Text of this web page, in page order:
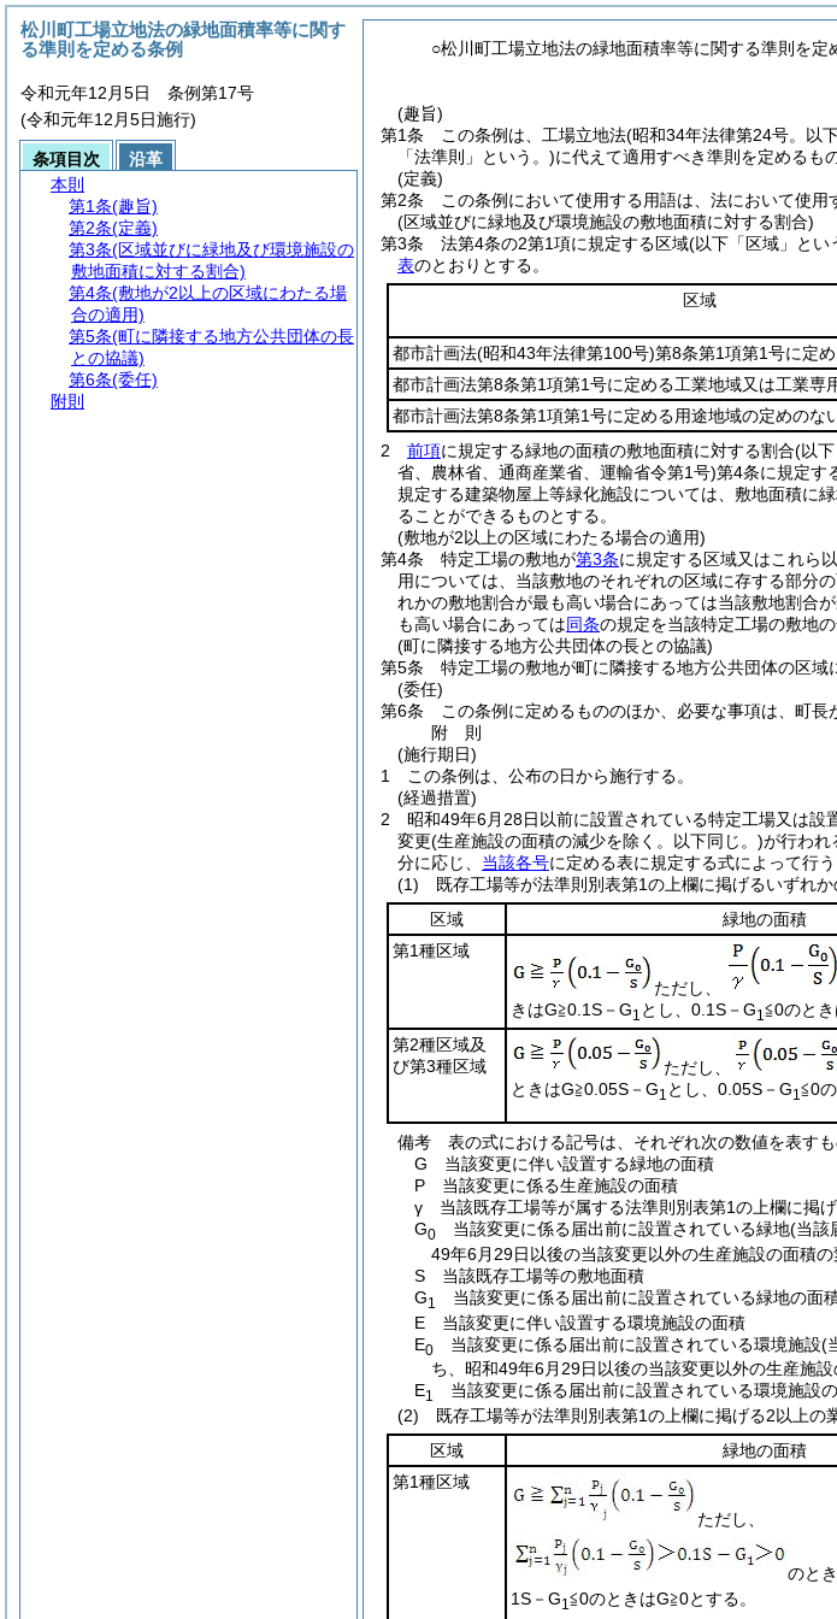
○松川町工場立地法の緑地面積率等に関する準則を定
(趣旨)
第1条
この条例は、工場立地法(昭和34年法律第24号。以
「法準則」という。)に代えて適用すべき準則を定めるも
(定義)
第2条
この条例において使用する用語は、法において使用
(区域並びに緑地及び環境施設の敷地面積に対する割合)
第3条
法第4条の2第1項に規定する区域(以下「区域」とい
表のとおりとする。
区域
都市計画法(昭和43年法律第100号)第8条第1項第1号に定
都市計画法第8条第1項第1号に定める工業地域又は工業専
都市計画法第8条第1項第1号に定める用途地域の定めのな
2
前項に規定する緑地の面積の敷地面積に対する割合(以
省、農林省、通商産業省、運輸省令第1号)第4条に規定す
規定する建築物屋上等緑化施設については、敷地面積に
ることができるものとする。
(敷地が2以上の区域にわたる場合の適用)
第4条
特定工場の敷地が第3条に規定する区域又はこれら
用については、当該敷地のそれぞれの区域に存する部分
れかの敷地割合が最も高い場合にあっては当該敷地割合
も高い場合にあっては同条の規定を当該特定工場の敷地の
(町に隣接する地方公共団体の長との協議)
第5条
特定工場の敷地が町に隣接する地方公共団体の区
(委任)
第6条
この条例に定めるもののほか、必要な事項は、町長
附 則
(施行期日)
1
この条例は、公布の日から施行する。
(経過措置)
2
昭和49年6月28日以前に設置されている特定工場又は設
変更(生産施設の面積の減少を除く。以下同じ。)が行われ
分に応じ、 当該各号に定める表に規定する式によって行う
(1)
既存工場等が法準則別表第1の上欄に掲げるいずれ
区域
緑地の面積
第1種区域
ただし、
きはG≧0.1S－G1 とし、 0.1S－G1 ≦0のとき
第2種区域及
び第3種区域
ただし、
ときはG≧0.05S－G1 とし、 0.05S－G1 ≦0
備考 表の式における記号は、それぞれ次の数値を表すも
G 当該変更に伴い設置する緑地の面積
P 当該変更に係る生産施設の面積
γ 当該既存工場等が属する法準則別表第1の上欄に掲
G0 当該変更に係る届出前に設置されている緑地(当該
49年6月29日以後の当該変更以外の生産施設の面積
S 当該既存工場等の敷地面積
G1
当該変更に係る届出前に設置されている緑地の面
E 当該変更に伴い設置する環境施設の面積
E0 当該変更に係る届出前に設置されている環境施設(
ち、昭和49年6月29日以後の当該変更以外の生産施
E1
当該変更に係る届出前に設置されている環境施設
(2)
既存工場等が法準則別表第1の上欄に掲げる2以上の
区域
緑地の面積
第1種区域
ただし、
のと
1S－G1 ≦0のときはG≧0とする。
松川町工場立地法の緑地面積率等に関す
る準則を定める条例
令和元年12月5日 条例第17号
(令和元年12月5日施行)
条項目次
沿革
本則
第1条(趣旨)
第2条(定義)
第3条(区域並びに緑地及び環境施設の
敷地面積に対する割合)
第4条(敷地が2以上の区域にわたる場
合の適用)
第5条(町に隣接する地方公共団体の長
との協議)
第6条(委任)
附則